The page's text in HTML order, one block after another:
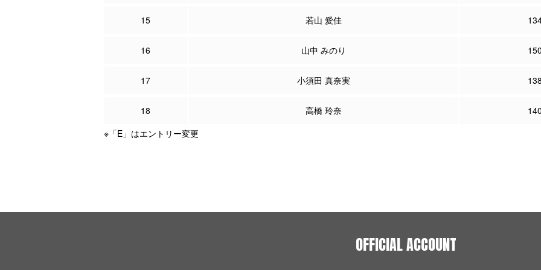
15 若山 愛佳
16 山中 みのり 150
17 小須田 真奈実 138
18 高橋 玲奈 140
※「E」はエントリー変更
OFFICIAL ACCOUNT